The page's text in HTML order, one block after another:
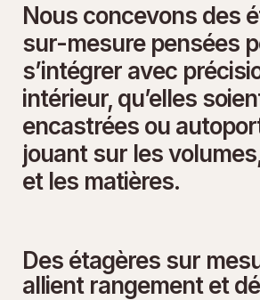
Nous concevons des
sur-mesure pensées
s’intégrer avec
intérieur, qu’elles
encastrées ou
jouant sur les
et les matières.
Des étagères sur
allient rangement et